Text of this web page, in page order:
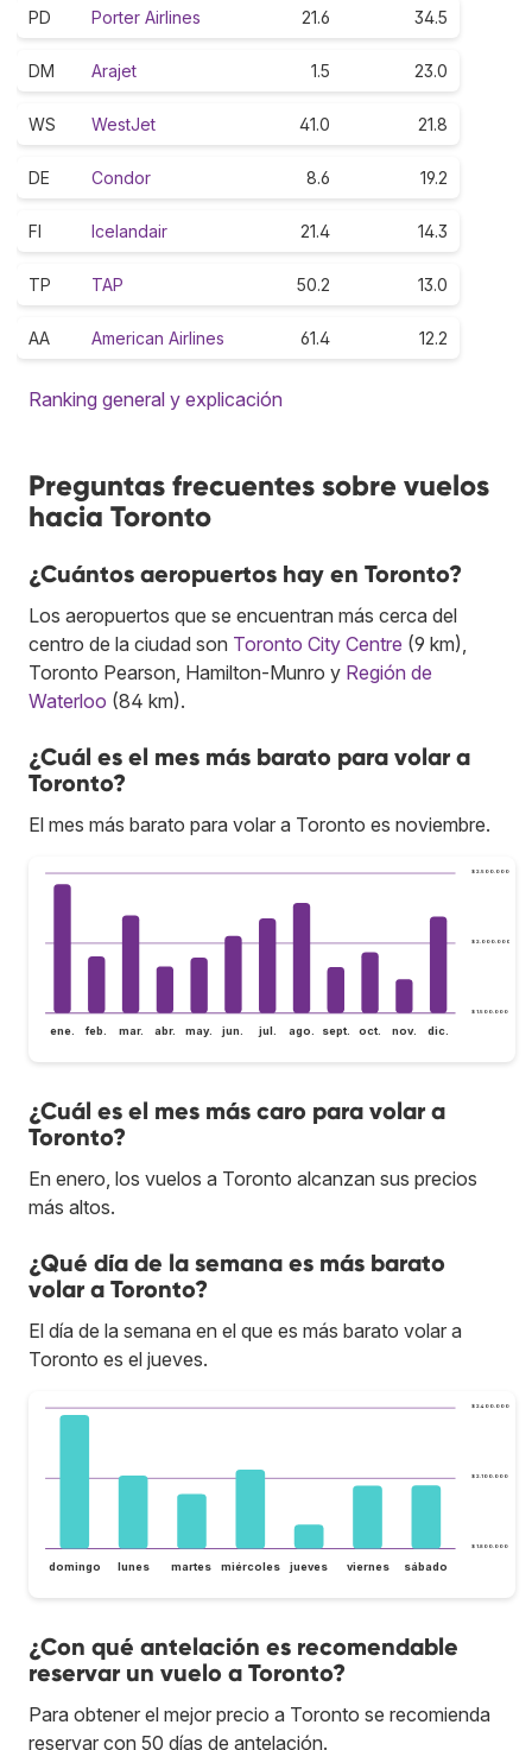
PD Porter Airlines 21.6 34.5
DM Arajet 1.5 23.0
WS WestJet 41.0 21.8
DE Condor 8.6 19.2
FI Icelandair 21.4 14.3
TP TAP 50.2 13.0
AA American Airlines 61.4 12.2
Ranking general y explicación
Preguntas frecuentes sobre vuelos
hacia Toronto
¿Cuántos aeropuertos hay en Toronto?
Los aeropuertos que se encuentran más cerca del
centro de la ciudad son Toronto City Centre (9 km),
Toronto Pearson, Hamilton-Munro y Región de
Waterloo (84 km).
¿Cuál es el mes más barato para volar a
Toronto?
El mes más barato para volar a Toronto es noviembre.
$ 1.500.000
$ 2.000.000
$ 2.500.000
ene. feb. mar. abr. may. jun. jul. ago. sept. oct. nov. dic.
¿Cuál es el mes más caro para volar a
Toronto?
En enero, los vuelos a Toronto alcanzan sus precios
más altos.
¿Qué día de la semana es más barato
volar a Toronto?
El día de la semana en el que es más barato volar a
Toronto es el jueves.
$ 1.800.000
$ 2.100.000
$ 2.400.000
domingo lunes martes miércoles jueves viernes sábado
¿Con qué antelación es recomendable
reservar un vuelo a Toronto?
Para obtener el mejor precio a Toronto se recomienda
reservar con 50 días de antelación.